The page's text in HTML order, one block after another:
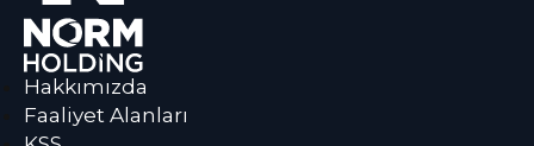
Hakkımızda
Faaliyet Alanları